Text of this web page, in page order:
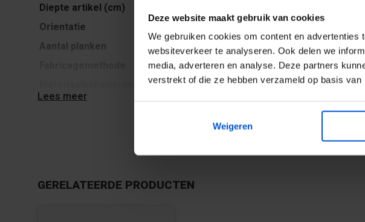
Deze website maakt gebruik van cookies
We gebruiken cookies om content en
websiteverkeer te analyseren. Ook delen we
media, adverteren en analyse. Deze partners
verstrekt of die ze hebben verzameld op basis
Weigeren
Diepte artikel (cm)
Orientatie
Aantal planken
66
Geschaafd
Geïmpregneerd
Materiaalsoort
Vuren
Lees meer
GERELATEERDE PRODUCTEN